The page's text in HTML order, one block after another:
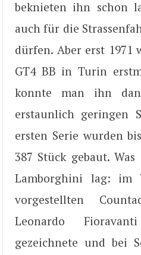
beknieten ihn schon
auch für die
dürfen. Aber erst 1971
GT4 BB in Turin
konnte man ihn
erstaunlich geringen
ersten Serie wurden
387 Stück gebaut.
Lamborghini lag: im
vorgestellten
Leonardo
gezeichnete und bei